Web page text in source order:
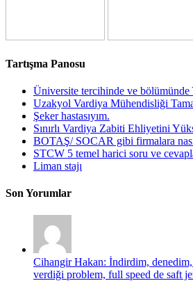
Tartışma Panosu
Üniversite tercihinde ve bölümünde
Uzakyol Vardiya Mühendisliği
Şeker hastasıyım.
Sınırlı Vardiya Zabiti Ehliyetini
BOTAŞ/ SOCAR gibi firmalara
STCW 5 temel harici soru ve
Liman stajı
Son Yorumlar
Cihangir Hakan: İndirdim,
verdiği problem, full speed de saft